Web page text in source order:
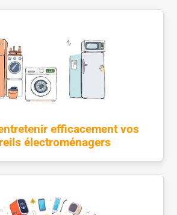
efficacement vos
électroménagers